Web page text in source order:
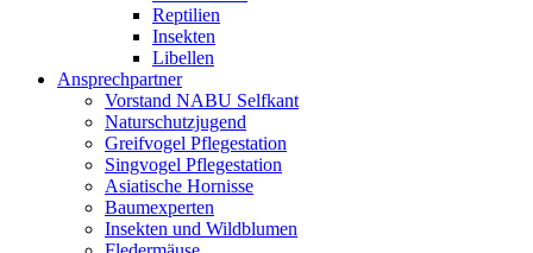
Reptilien
Insekten
Libellen
Ansprechpartner
Vorstand NABU Selfkant
Naturschutzjugend
Greifvogel Pflegestation
Singvogel Pflegestation
Asiatische Hornisse
Baumexperten
Insekten und Wildblumen